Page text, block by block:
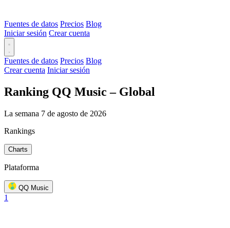
Fuentes de datos Precios Blog
Iniciar sesión Crear cuenta
Fuentes de datos Precios Blog
Crear cuenta Iniciar sesión
Ranking QQ Music – Global
La semana 7 de agosto de 2026
Rankings
Charts
Plataforma
QQ Music
1